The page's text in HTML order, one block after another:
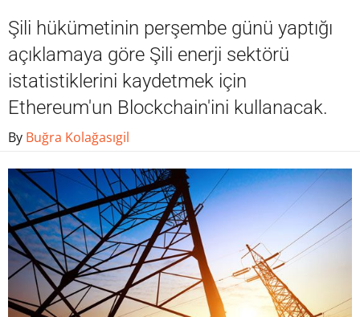
Soru Sor
Contact / İletişim
Şili hükümetinin perşembe günü yaptığı
açıklamaya göre Şili enerji sektörü
istatistiklerini kaydetmek için
Ethereum'un Blockchain'ini kullanacak.
By Buğra Kolağasıgil